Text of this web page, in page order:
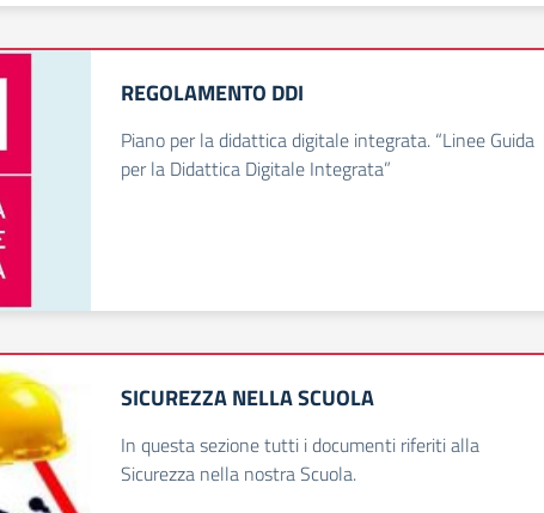
REGOLAMENTO DDI
Piano per la didattica digitale integrata. “Linee Guida
per la Didattica Digitale Integrata”
SICUREZZA NELLA SCUOLA
In questa sezione tutti i documenti riferiti alla
Sicurezza nella nostra Scuola.